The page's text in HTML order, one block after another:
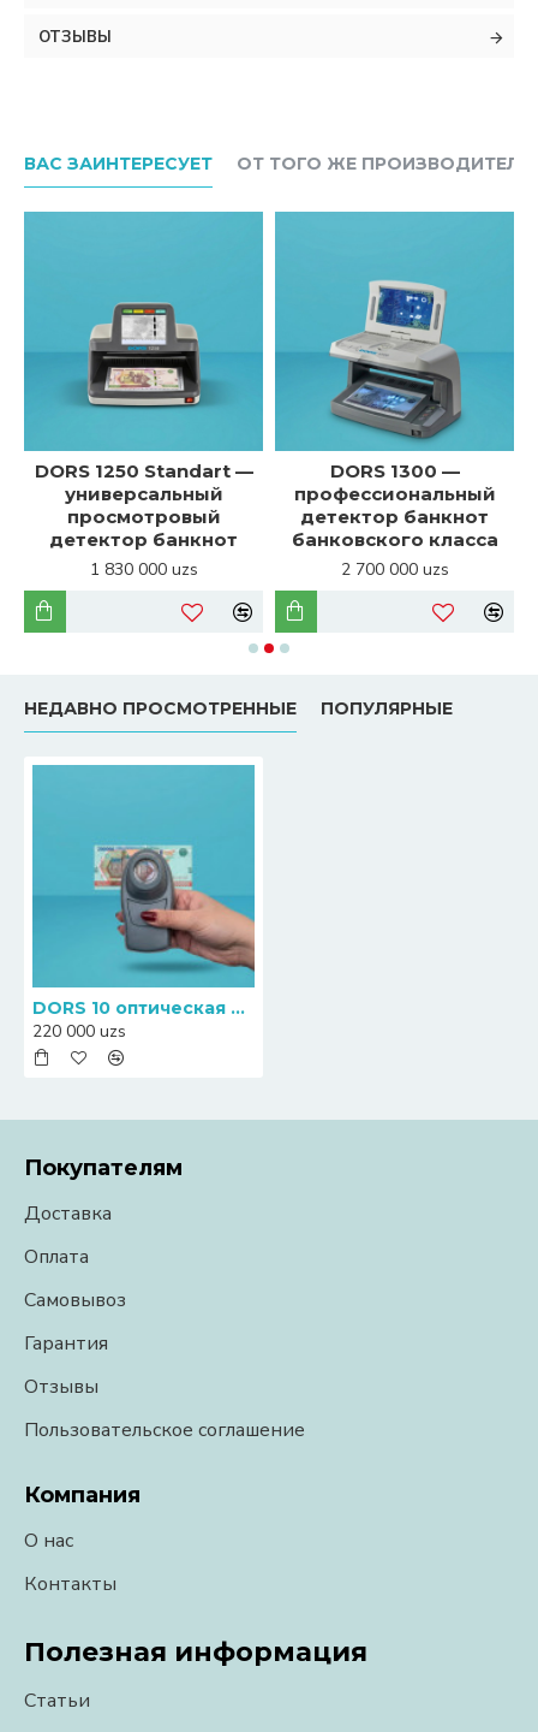
ОТЗЫВЫ
ВАС ЗАИНТЕРЕСУЕТ ОТ ТОГО ЖЕ ПРОИЗВОДИТЕЛЯ
DORS 1250 Standart —
универсальный
просмотровый
детектор банкнот
1 830 000 uzs
DORS 1300 —
профессиональный
детектор банкнот
банковского класса
2 700 000 uzs
НЕДАВНО ПРОСМОТРЕННЫЕ ПОПУЛЯРНЫЕ
DORS 10 оптическая лупа с подсветкой
220 000 uzs
Покупателям
Доставка
Оплата
Самовывоз
Гарантия
Отзывы
Пользовательское соглашение
Компания
О нас
Контакты
Полезная информация
Статьи